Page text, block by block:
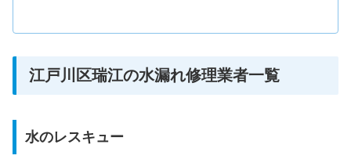
江戸川区瑞江の水漏れ修理業者一覧
水のレスキュー